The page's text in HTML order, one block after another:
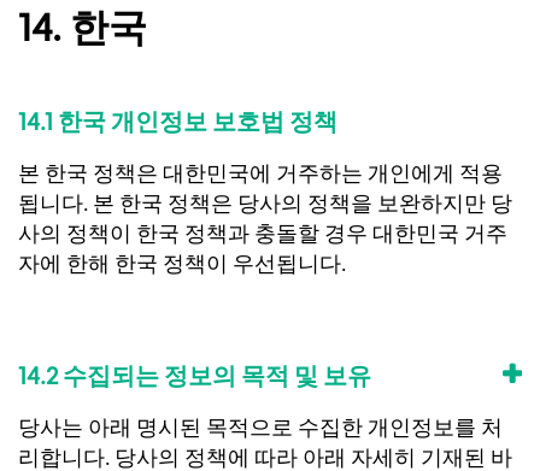
14. 한국
14.1 한국 개인정보 보호법 정책
본 한국 정책은 대한민국에 거주하는 개인에게 적용
됩니다. 본 한국 정책은 당사의 정책을 보완하지만 당
사의 정책이 한국 정책과 충돌할 경우 대한민국 거주
자에 한해 한국 정책이 우선됩니다.
14.2 수집되는 정보의 목적 및 보유
당사는 아래 명시된 목적으로 수집한 개인정보를 처
리합니다. 당사의 정책에 따라 아래 자세히 기재된 바